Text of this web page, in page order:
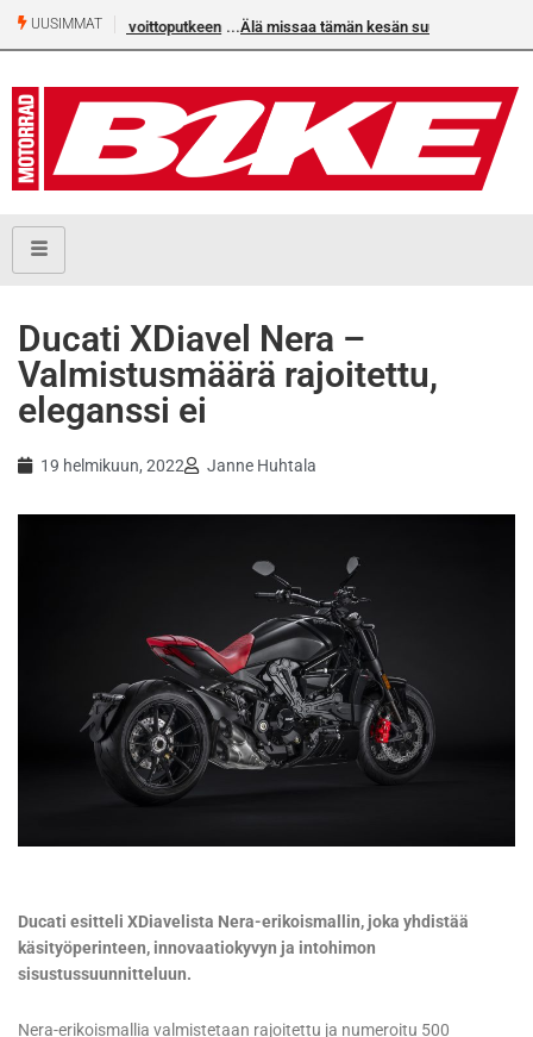
UUSIMMAT Älä missaa tämän kesän suurta Bike-numeroa!
Ducati XDiavel Nera –
Valmistusmäärä rajoitettu,
eleganssi ei
19 helmikuun, 2022 Janne Huhtala
Ducati esitteli XDiavelista Nera-erikoismallin, joka yhdistää
käsityöperinteen, innovaatiokyvyn ja intohimon
sisustussuunnitteluun.
Nera-erikoismallia valmistetaan rajoitettu ja numeroitu 500